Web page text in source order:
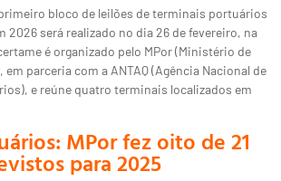
bloco de leilões de terminais portuários
2026 será realizado no dia 26 de fevereiro, na
é organizado pelo MPor (Ministério de
parceria com a ANTAQ (Agência Nacional de
e reúne quatro terminais localizados em
MPor fez oito de 21
para 2025